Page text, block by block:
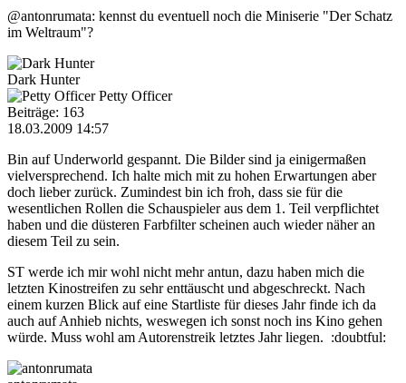
@antonrumata: kennst du eventuell noch die Miniserie "Der Schatz
im Weltraum"?
Dark Hunter
Petty Officer
Beiträge: 163
18.03.2009 14:57
Bin auf Underworld gespannt. Die Bilder sind ja einigermaßen
vielversprechend. Ich halte mich mit zu hohen Erwartungen aber
doch lieber zurück. Zumindest bin ich froh, dass sie für die
wesentlichen Rollen die Schauspieler aus dem 1. Teil verpflichtet
haben und die düsteren Farbfilter scheinen auch wieder näher an
diesem Teil zu sein.
ST werde ich mir wohl nicht mehr antun, dazu haben mich die
letzten Kinostreifen zu sehr enttäuscht und abgeschreckt. Nach
einem kurzen Blick auf eine Startliste für dieses Jahr finde ich da
auch auf Anhieb nichts, weswegen ich sonst noch ins Kino gehen
würde. Muss wohl am Autorenstreik letztes Jahr liegen. :doubtful: